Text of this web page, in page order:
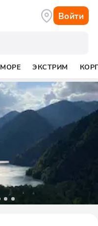
Войти
МОРЕ ЭКСТРИМ